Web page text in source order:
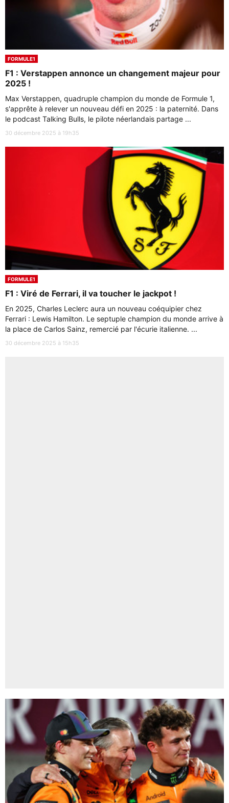
FORMULE1
F1 : Verstappen annonce un changement majeur pour
2025 !
Max Verstappen, quadruple champion du monde de Formule 1,
s'apprête à relever un nouveau défi en 2025 : la paternité. Dans
le podcast Talking Bulls, le pilote néerlandais partage ...
30 décembre 2025 à 19h35
FORMULE1
F1 : Viré de Ferrari, il va toucher le jackpot !
En 2025, Charles Leclerc aura un nouveau coéquipier chez
Ferrari : Lewis Hamilton. Le septuple champion du monde arrive à
la place de Carlos Sainz, remercié par l'écurie italienne. ...
30 décembre 2025 à 15h35